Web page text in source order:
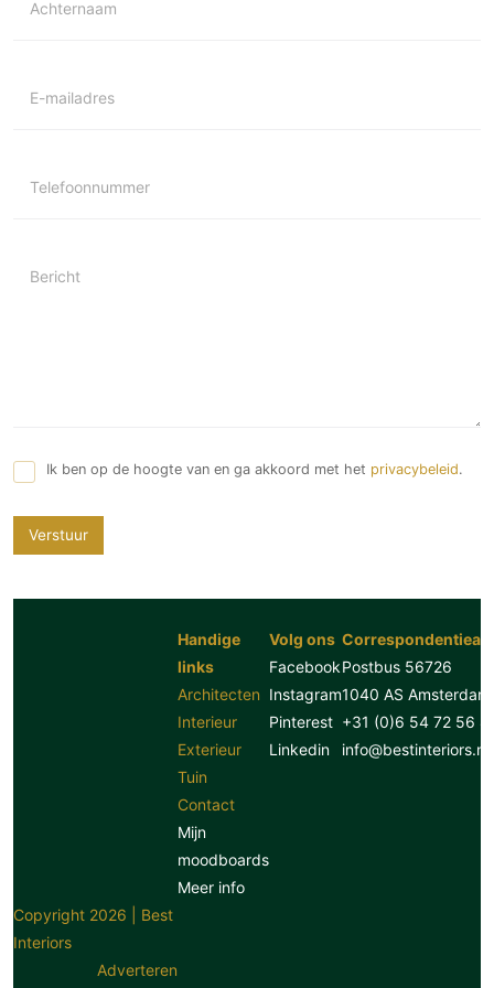
Achternaam
E-mailadres
Telefoonnummer
Bericht
Ik ben op de hoogte van en ga akkoord met het privacybeleid.
Verstuur
Handige
links
Architecten
Interieur
Exterieur
Tuin
Contact
Mijn
moodboards
Meer info
Volg ons
Facebook
Instagram
Pinterest
Linkedin
Postbus 56726
1040 AS Amsterdam
+31 (0)6 54 72 56
info@bestinteriors.nl
Copyright 2026 | Best
Interiors
Adverteren